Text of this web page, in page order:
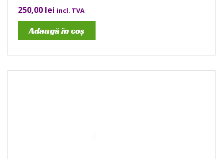
250,00 lei incl. TVA
Adaugă în coș